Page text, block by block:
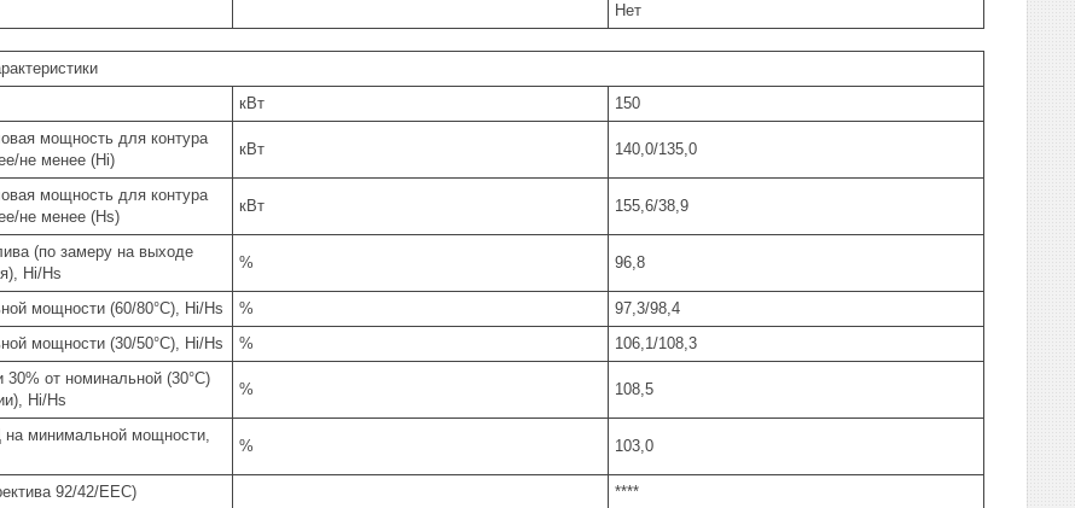
Нет
кВт
150
мощность для контура
не менее (Hi)
кВт 140,0/135,0
мощность для контура
не менее (Hs)
кВт 155,6/38,9
(по замеру на выходе
Hi/Hs
% 96,8
мощности (60/80°С), Hi/Hs %
97,3/98,4
мощности (30/50°С), Hi/Hs
%
106,1/108,3
от номинальной (30°С)
Hi/Hs
% 108,5
минимальной мощности,
% 103,0
92/42/EEC) ****